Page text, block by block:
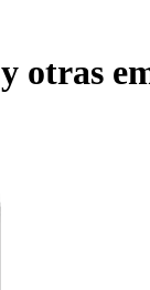
otras